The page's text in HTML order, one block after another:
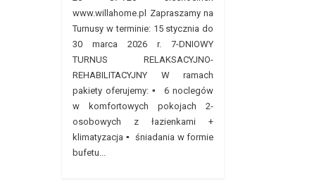
www.willahome.pl Zapraszamy na
Turnusy w terminie: 15 stycznia do
30 marca 2026 r. 7-DNIOWY
TURNUS RELAKSACYJNO-
REHABILITACYJNY W ramach
pakiety oferujemy: ▪ 6 noclegów
w komfortowych pokojach 2-
osobowych z łazienkami +
klimatyzacja ▪ śniadania w formie
bufetu...